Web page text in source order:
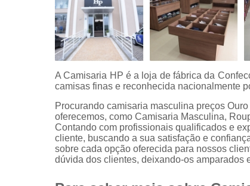
sociais
listradas
sociais
curta
sociais
longa
A Camisaria HP é a loja de fábrica da
camisas finas e reconhecida nacionalmente
Procurando camisaria masculina preços
oferecemos, como Camisaria Masculina,
Contando com profissionais qualificados e
cliente, buscando a sua satisfação e
sobre cada opção oferecida para nossos
dúvida dos clientes, deixando-os amparados